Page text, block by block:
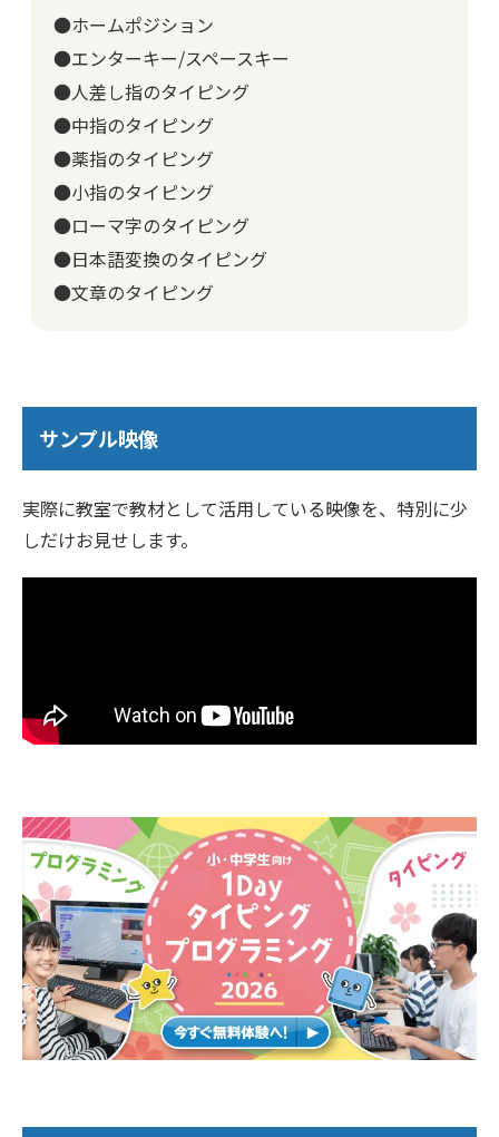
●ホームポジション
●エンターキー/スペースキー
●人差し指のタイピング
●中指のタイピング
●薬指のタイピング
●小指のタイピング
●ローマ字のタイピング
●日本語変換のタイピング
●文章のタイピング
サンプル映像
実際に教室で教材として活用している映像を、特別に少
しだけお見せします。